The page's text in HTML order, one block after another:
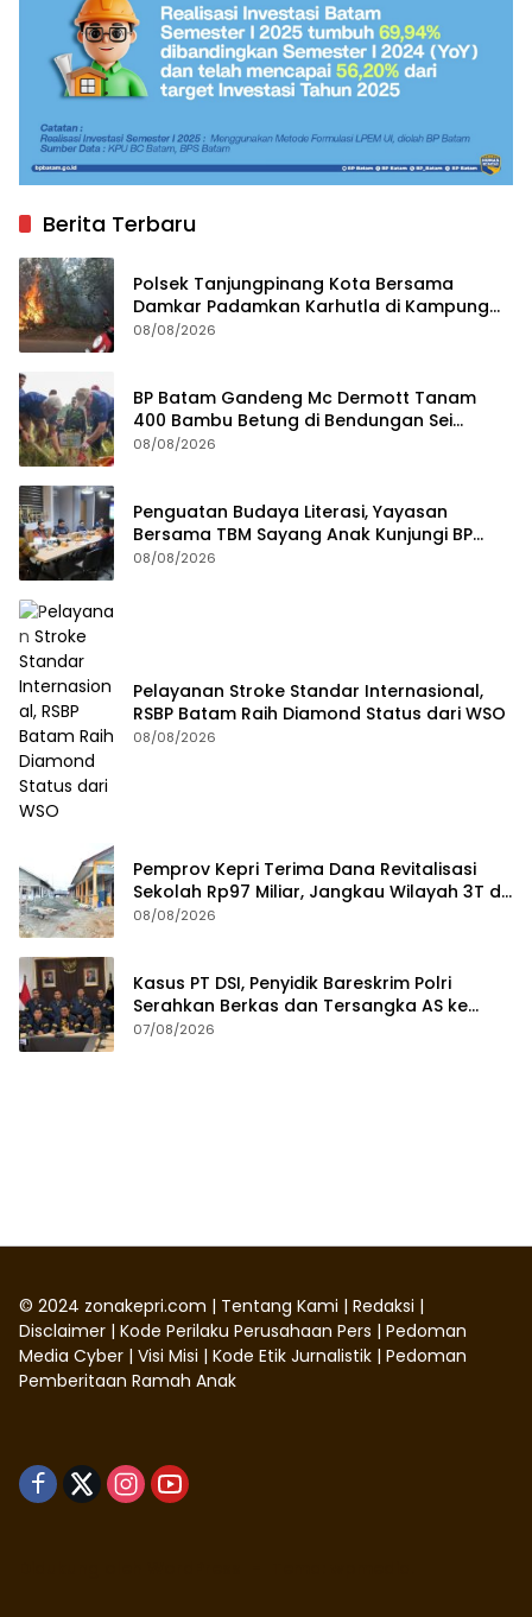
Berita Terbaru
Polsek Tanjungpinang Kota Bersama
Damkar Padamkan Karhutla di Kampung
Bugis
08/08/2026
BP Batam Gandeng Mc Dermott Tanam
400 Bambu Betung di Bendungan Sei
Nongsa
08/08/2026
Penguatan Budaya Literasi, Yayasan
Bersama TBM Sayang Anak Kunjungi BP
Batam
08/08/2026
Pelayanan Stroke Standar Internasional,
RSBP Batam Raih Diamond Status dari WSO
08/08/2026
Pemprov Kepri Terima Dana Revitalisasi
Sekolah Rp97 Miliar, Jangkau Wilayah 3T di
Kepri
08/08/2026
Kasus PT DSI, Penyidik Bareskrim Polri
Serahkan Berkas dan Tersangka AS ke
Kejari Depok
07/08/2026
© 2024 zonakepri.com | Tentang Kami | Redaksi |
Disclaimer | Kode Perilaku Perusahaan Pers | Pedoman
Media Cyber | Visi Misi | Kode Etik Jurnalistik | Pedoman
Pemberitaan Ramah Anak